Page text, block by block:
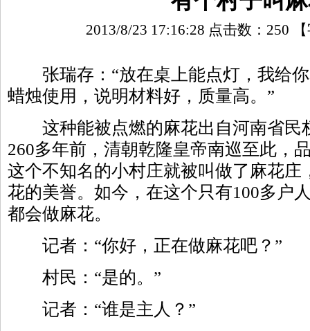
2013/8/23 17:16:28 点击数： 250
张瑞存：“放在桌上能点灯，我给你
蜡烛使用，说明材料好，质量高。”
这种能被点燃的麻花出自河南省民
260多年前，清朝乾隆皇帝南巡至此，
这个不知名的小村庄就被叫做了麻花庄
花的美誉。如今，在这个只有100多户
都会做麻花。
记者：“你好，正在做麻花吧？”
村民：“是的。”
记者：“谁是主人？”